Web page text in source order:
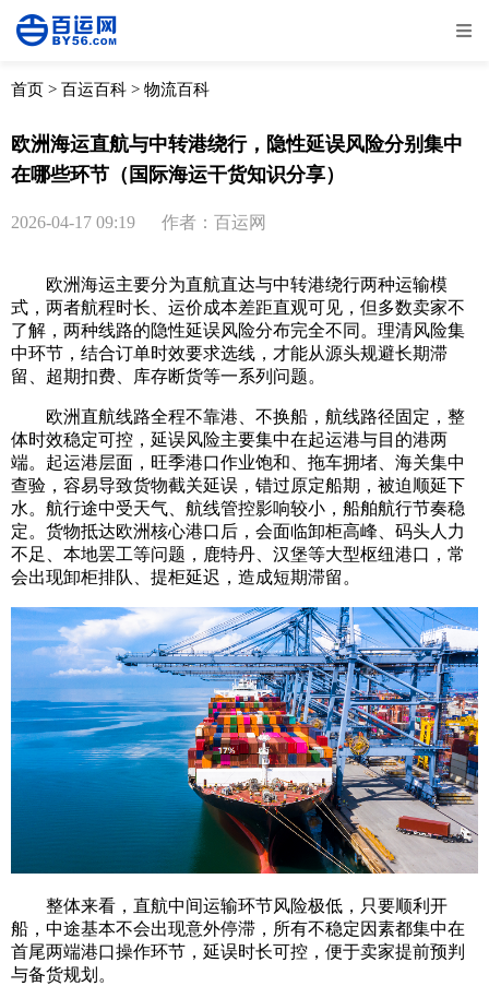
全部 物流资讯
取消 确定
首页 > 百运百科 > 物流百科
欧洲海运直航与中转港绕行，隐性延误风险分别集中
在哪些环节（国际海运干货知识分享）
2026-04-17 09:19 作者：百运网
欧洲海运主要分为直航直达与中转港绕行两种运输模
式，两者航程时长、运价成本差距直观可见，但多数卖家不
了解，两种线路的隐性延误风险分布完全不同。理清风险集
中环节，结合订单时效要求选线，才能从源头规避长期滞
留、超期扣费、库存断货等一系列问题。
欧洲直航线路全程不靠港、不换船，航线路径固定，整
体时效稳定可控，延误风险主要集中在起运港与目的港两
端。起运港层面，旺季港口作业饱和、拖车拥堵、海关集中
查验，容易导致货物截关延误，错过原定船期，被迫顺延下
水。航行途中受天气、航线管控影响较小，船舶航行节奏稳
定。货物抵达欧洲核心港口后，会面临卸柜高峰、码头人力
不足、本地罢工等问题，鹿特丹、汉堡等大型枢纽港口，常
会出现卸柜排队、提柜延迟，造成短期滞留。
整体来看，直航中间运输环节风险极低，只要顺利开
船，中途基本不会出现意外停滞，所有不稳定因素都集中在
首尾两端港口操作环节，延误时长可控，便于卖家提前预判
与备货规划。